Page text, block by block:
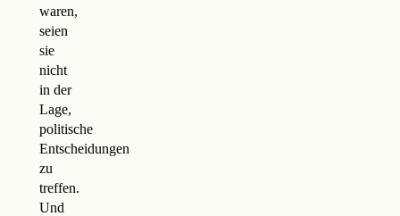
waren,
seien
sie
nicht
in der
Lage,
politische
Entscheidungen
zu
treffen.
Und